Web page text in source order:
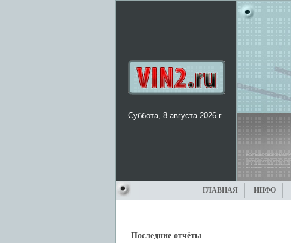
Суббота, 8 августа 2026 г.
ГЛАВНАЯ ИНФО
Последние отчёты